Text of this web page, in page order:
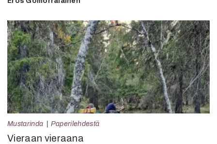
Mustarinda Paperilehdestä
Vieraan vieraana